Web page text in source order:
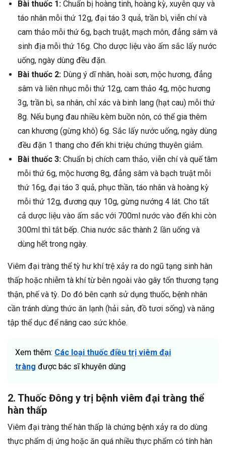
Bài thuốc 1: Chuẩn bị hoàng tinh, hoàng kỳ, xuyên quy và
táo nhân mỗi thứ 12g, đại táo 3 quả, trần bì, viễn chí và
cam thảo mỗi thứ 6g, bạch truật, mạch môn, đẳng sâm và
sinh địa mỗi thứ 16g. Cho dược liệu vào ấm sắc lấy nước
uống, ngày dùng đều đặn.
Bài thuốc 2: Dùng ý dĩ nhân, hoài sơn, mộc hương, đẳng
sâm và liên nhục mỗi thứ 12g, cam thảo 4g, mộc hương
3g, trần bì, sa nhân, chỉ xác và binh lang (hạt cau) mỗi thứ
8g. Nếu bụng đau nhiều kèm buồn nôn, có thể gia thêm
can khương (gừng khô) 6g. Sắc lấy nước uống, ngày dùng
đều đặn 1 thang cho đến khi triệu chứng thuyên giảm.
Bài thuốc 3: Chuẩn bị chích cam thảo, viễn chí và quế tâm
mỗi thứ 6g, mộc hương 8g, đẳng sâm và bạch truật mỗi
thứ 16g, đại táo 3 quả, phục thần, táo nhân và hoàng kỳ
mỗi thứ 12g, đương quy 10g, gừng nướng 4 lát. Cho tất
cả dược liệu vào ấm sắc với 700ml nước vào đến khi còn
300ml thì tắt bếp. Chia nước sắc thành 2 lần uống và
dùng hết trong ngày.
Viêm đại tràng thể tỳ hư khí trệ xảy ra do ngũ tạng sinh hàn
thấp hoặc nhiễm tà khí từ bên ngoài vào gây tổn thương tạng
thận, phế và tỳ. Do đó bên cạnh sử dụng thuốc, bệnh nhân
cần tránh dùng thức ăn lạnh (hải sản, đồ tươi sống) và năng
tập thể dục để nâng cao sức khỏe.
Xem thêm: Các loại thuốc điều trị viêm đại
tràng được bác sĩ khuyên dùng
2. Thuốc Đông y trị bệnh viêm đại tràng thể
hàn thấp
Viêm đại tràng thể hàn thấp là chứng bệnh xảy ra do dùng
thực phẩm dị ứng hoặc ăn quá nhiều thực phẩm có tính hàn